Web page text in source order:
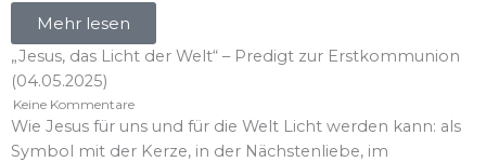
Mehr lesen
„Jesus, das Licht der Welt“ – Predigt zur Erstkommunion
(04.05.2025)
Keine Kommentare
Wie Jesus für uns und für die Welt Licht werden kann: als
Symbol mit der Kerze, in der Nächstenliebe, im